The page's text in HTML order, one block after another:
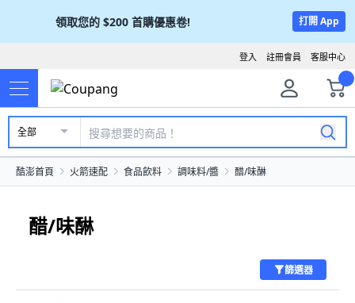
領取您的 $200 首購優惠卷! 打開 App
客服中心
註冊會員
登入
全部
酷澎首頁 火箭速配 食品飲料 調味料/醬 醋/味醂
醋/味醂
篩選器